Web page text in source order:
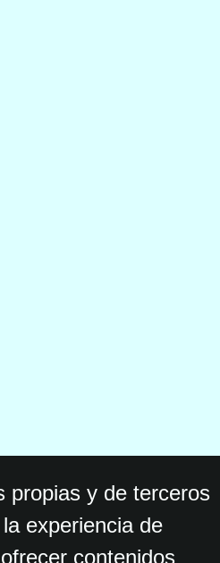
propias y de terceros
experiencia de
contenidos